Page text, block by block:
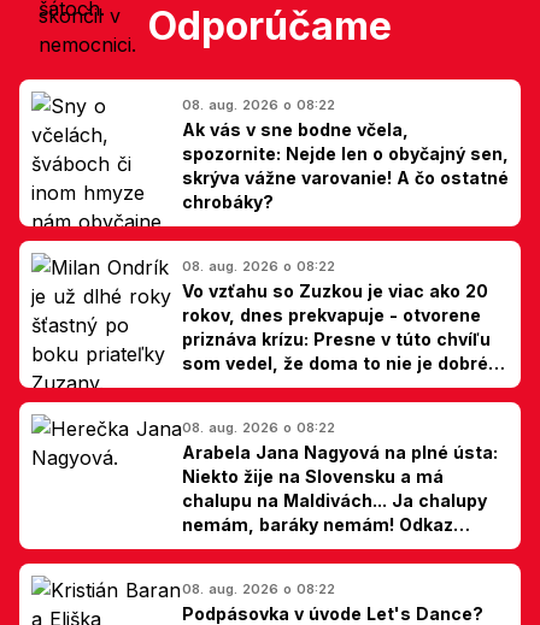
Odporúčame
08. aug. 2026 o 08:22
Ak vás v sne bodne včela,
spozornite: Nejde len o obyčajný sen,
skrýva vážne varovanie! A čo ostatné
chrobáky?
08. aug. 2026 o 08:22
Vo vzťahu so Zuzkou je viac ako 20
rokov, dnes prekvapuje - otvorene
priznáva krízu: Presne v túto chvíľu
som vedel, že doma to nie je dobré,
hovorí Milan Ondrík
08. aug. 2026 o 08:22
Arabela Jana Nagyová na plné ústa:
Niekto žije na Slovensku a má
chalupu na Maldivách... Ja chalupy
nemám, baráky nemám! Odkaz
Slovákom
08. aug. 2026 o 08:22
Podpásovka v úvode Let's Dance?